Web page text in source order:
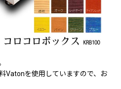
Vatonを使用していますので、お